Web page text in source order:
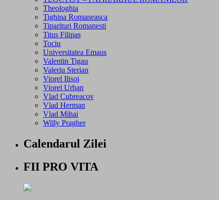
Theologhia
Tighina Romaneasca
Tiparituri Romanesti
Titus Filipas
Tociu
Universitatea Emaus
Valentin Tigau
Valeriu Sterian
Viorel Ilisoi
Viorel Urban
Vlad Cubreacov
Vlad Herman
Vlad Mihai
Willy Pragher
Calendarul Zilei
FII PRO VITA